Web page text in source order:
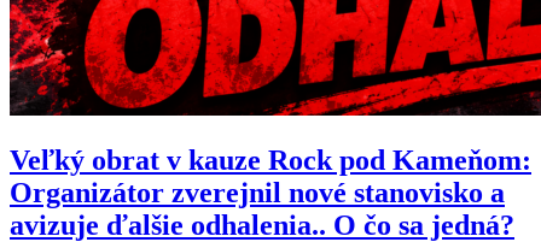
Veľký obrat v kauze Rock pod Kameňom:
Organizátor zverejnil nové stanovisko a
avizuje ďalšie odhalenia.. O čo sa jedná?